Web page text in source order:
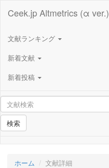
Ceek.jp Altmetrics (α ver.)
文献ランキング
新着文献
新着投稿
検索
ホーム 文献詳細